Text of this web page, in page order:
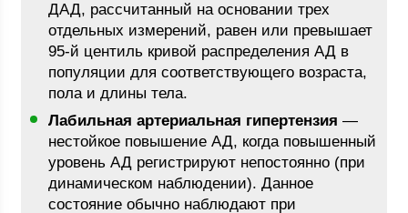
ДАД, рассчитанный на основании трех
отдельных измерений, равен или превышает
95-й центиль кривой распределения АД в
популяции для соответствующего возраста,
пола и длины тела.
Лабильная артериальная гипертензия —
нестойкое повышение АД, когда повышенный
уровень АД регистрируют непостоянно (при
динамическом наблюдении). Данное
состояние обычно наблюдают при